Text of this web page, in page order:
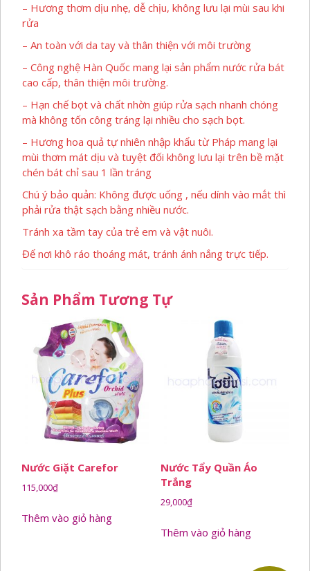
– Hương thơm dịu nhẹ, dễ chịu, không lưu lại mùi sau khi
rửa
– An toàn với da tay và thân thiện với môi trường
– Công nghệ Hàn Quốc mang lại sản phẩm nước rửa bát
cao cấp, thân thiện môi trường.
– Hạn chế bọt và chất nhờn giúp rửa sạch nhanh chóng
mà không tốn công tráng lại nhiều cho sạch bọt.
– Hương hoa quả tự nhiên nhập khẩu từ Pháp mang lại
mùi thơm mát dịu và tuyệt đối không lưu lại trên bề mặt
chén bát chỉ sau 1 lần tráng
Chú ý bảo quản: Không được uống , nếu dính vào mắt thì
phải rửa thật sạch bằng nhiều nước.
Tránh xa tầm tay của trẻ em và vật nuôi.
Để nơi khô ráo thoáng mát, tránh ánh nắng trực tiếp.
Sản Phẩm Tương Tự
Nước Giặt Carefor
115,000₫
Thêm vào giỏ hàng
Nước Tẩy Quần Áo
Trắng
29,000₫
Thêm vào giỏ hàng